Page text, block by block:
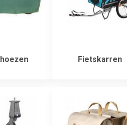
Fietskarren